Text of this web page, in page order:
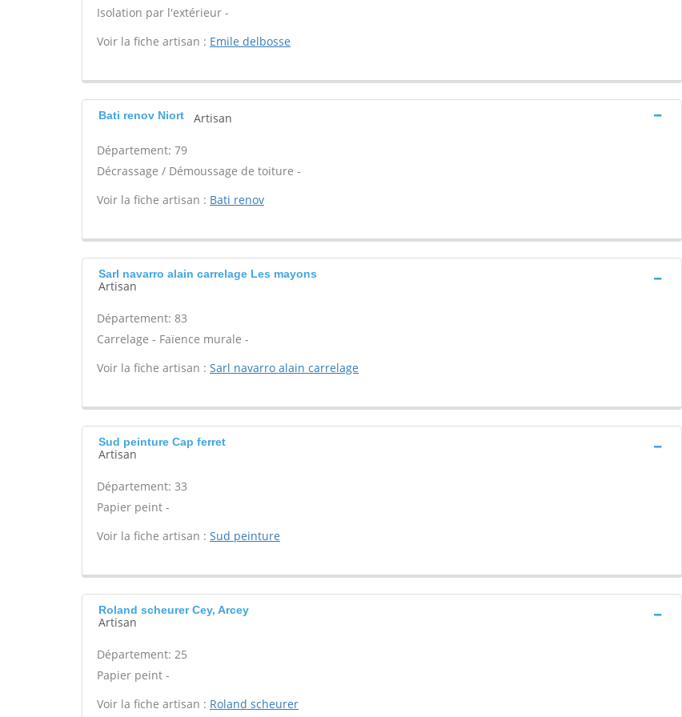
Isolation par l'extérieur -
Voir la fiche artisan : Emile delbosse
Bati renov Niort Artisan
Département: 79
Décrassage / Démoussage de toiture -
Voir la fiche artisan : Bati renov
Sarl navarro alain carrelage Les mayons
Artisan
Département: 83
Carrelage - Faïence murale -
Voir la fiche artisan : Sarl navarro alain carrelage
Sud peinture Cap ferret
Artisan
Département: 33
Papier peint -
Voir la fiche artisan : Sud peinture
Roland scheurer Cey, Arcey
Artisan
Département: 25
Papier peint -
Voir la fiche artisan : Roland scheurer